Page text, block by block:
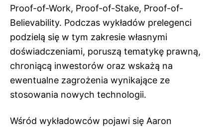
Proof-of-Work, Proof-of-Stake, Proof-of-
Believability. Podczas wykładów prelegenci
podzielą się w tym zakresie własnymi
doświadczeniami, poruszą tematykę prawną,
chroniącą inwestorów oraz wskażą na
ewentualne zagrożenia wynikające ze
stosowania nowych technologii.
Wśród wykładowców pojawi się Aaron